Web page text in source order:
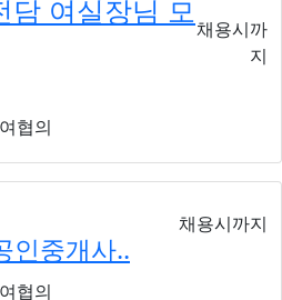
담 여실장님 모채용시까
지
협의
인중개사..
채용시까지
협의